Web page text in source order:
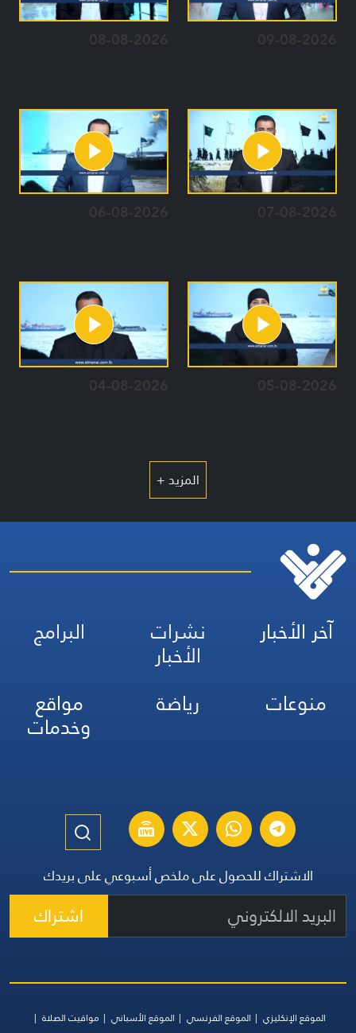
09-08-2026
08-08-2026
07-08-2026
06-08-2026
05-08-2026
04-08-2026
المزيد +
آخر الأخبار نشرات
الأخبار
البرامج
منوعات
رياضة مواقع
وخدمات
الاشتراك للحصول على ملخص أسبوعي على بريدك
اشتراك
الموقع الإنكليزي الموقع الفرنسي الموقع الأسباني
مواقيت الصلاة